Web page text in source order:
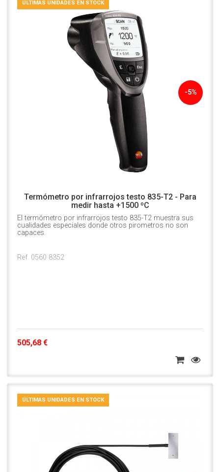
-5%
ÚLTIMAS UNIDADES EN STOCK
Termómetro por infrarrojos testo 835-T2 - Para
medir hasta +1500 ºC
El termómetro por infrarrojos testo 835-T2 muestra sus
cualidades especiales donde otros pirometros no son
capaces.
Ref. 0560 8352
505,68 €
ÚLTIMAS UNIDADES EN STOCK